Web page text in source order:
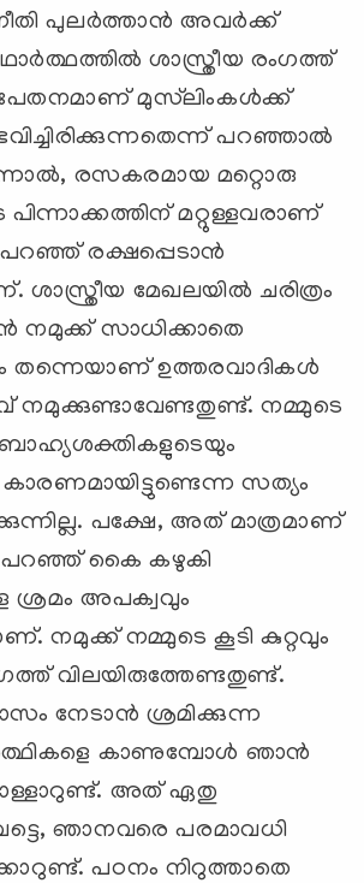
പുലര്‍ത്താന്‍ അവര്‍ക്ക്
ശാസ്ത്രീയ രംഗത്ത്
മുസ്‌ലിംകള്‍ക്ക്
പറഞ്ഞാല്‍
രസകരമായ മറ്റൊരു
പിന്നാക്കത്തിന് മറ്റുള്ളവരാണ്
രക്ഷപ്പെടാന്‍
മേഖലയില്‍ ചരിത്രം
നമുക്ക് സാധിക്കാതെ
തന്നെയാണ് ഉത്തരവാദികള്‍
നമുക്കുണ്ടാവേണ്ടതുണ്ട്. നമ്മുടെ
ബാഹ്യശക്തികളുടെയും
സത്യം
പക്ഷേ, അത് മാത്രമാണ്
കൈ കഴുകി
ശ്രമം അപക്വവും
നമുക്ക് നമ്മുടെ കൂടി കുറ്റവും
വിലയിരുത്തേണ്ടതുണ്ട്.
നേടാന്‍ ശ്രമിക്കുന്ന
കാണുമ്പോള്‍ ഞാന്‍
അത് ഏതു
ഞാനവരെ പരമാവധി
പഠനം നിറുത്താതെ